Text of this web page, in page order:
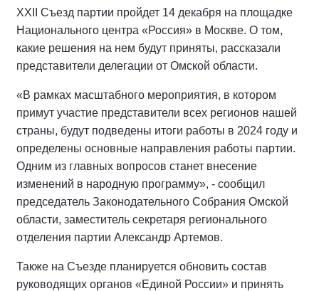
XXII Съезд партии пройдет 14 декабря на площадке
Национального центра «Россия» в Москве. О том,
какие решения на нем будут приняты, рассказали
представители делегации от Омской области.
«В рамках масштабного мероприятия, в котором
примут участие представители всех регионов нашей
страны, будут подведены итоги работы в 2024 году и
определены основные направления работы партии.
Одним из главных вопросов станет внесение
изменений в народную программу», - сообщил
председатель Законодательного Собрания Омской
области, заместитель секретаря регионального
отделения партии Александр Артемов.
Также на Съезде планируется обновить состав
руководящих органов «Единой России» и принять